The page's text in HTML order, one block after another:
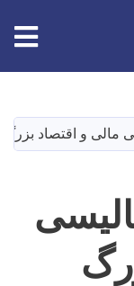
و اقتصاد بزرگ